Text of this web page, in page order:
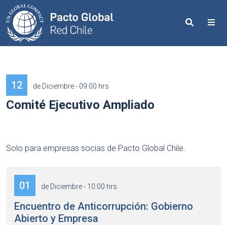
Search
12 de Diciembre - 09:00 hrs
Comité Ejecutivo Ampliado
Solo para empresas socias de Pacto Global Chile.
01 de Diciembre - 10:00 hrs
Encuentro de Anticorrupción: Gobierno
Abierto y Empresa